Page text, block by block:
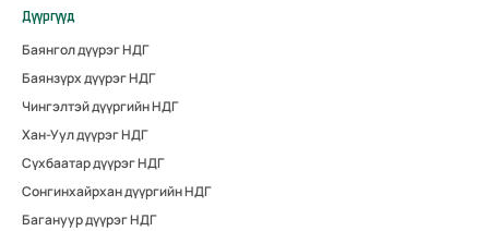
Дүүргүүд
Баянгол дүүрэг НДГ
Баянзүрх дүүрэг НДГ
Чингэлтэй дүүргийн НДГ
Хан-Уул дүүрэг НДГ
Сүхбаатар дүүрэг НДГ
Сонгинхайрхан дүүргийн НДГ
Багануур дүүрэг НДГ